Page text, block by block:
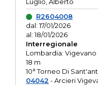
R2604008
dal: 17/01/2026
al: 18/01/2026
Interregionale
Lombardia: Vigevano
18 m
10° Torneo Di
04042 - Arcieri